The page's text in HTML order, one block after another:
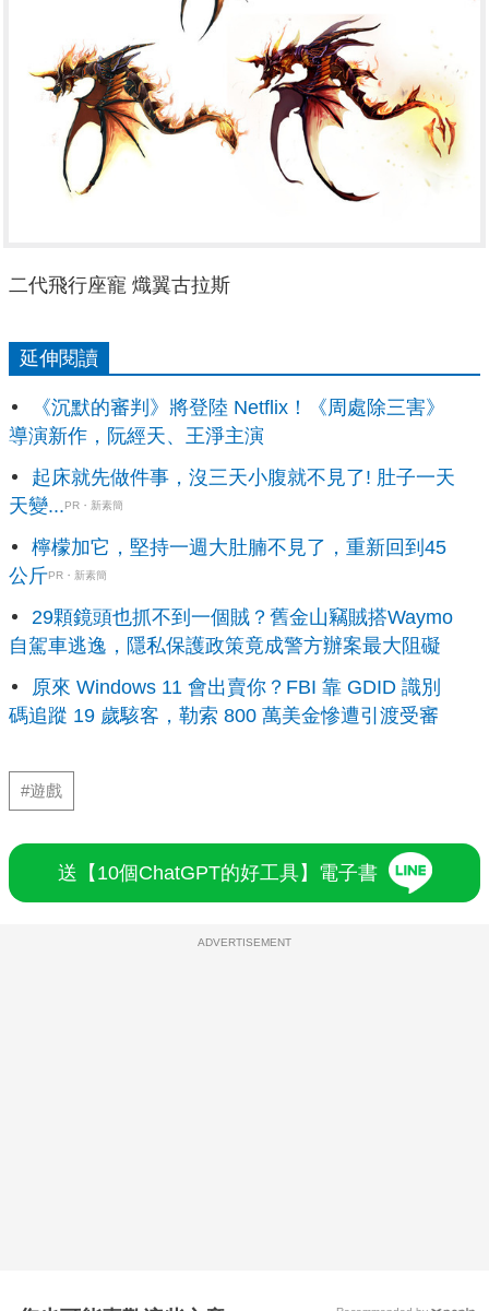
二代飛行座寵 熾翼古拉斯
延伸閱讀
《沉默的審判》將登陸 Netflix！《周處除三害》
導演新作，阮經天、王淨主演
起床就先做件事，沒三天小腹就不見了! 肚子一天
天變...PR・新素簡
檸檬加它，堅持一週大肚腩不見了，重新回到45
公斤PR・新素簡
29顆鏡頭也抓不到一個賊？舊金山竊賊搭Waymo
自駕車逃逸，隱私保護政策竟成警方辦案最大阻礙
原來 Windows 11 會出賣你？FBI 靠 GDID 識別
碼追蹤 19 歲駭客，勒索 800 萬美金慘遭引渡受審
#遊戲
送【10個ChatGPT的好工具】電子書
ADVERTISEMENT